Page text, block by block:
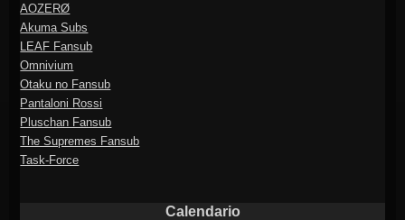
AOZERØ
Akuma Subs
LEAF Fansub
Omnivium
Otaku no Fansub
Pantaloni Rossi
Pluschan Fansub
The Supremes Fansub
Task-Force
Calendario